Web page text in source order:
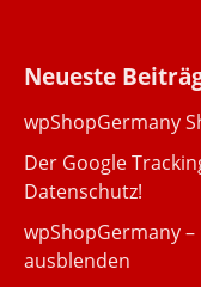
Neueste
wpShopGermany
Der Google
Datenschutz!
wpShopGermany
ausblenden